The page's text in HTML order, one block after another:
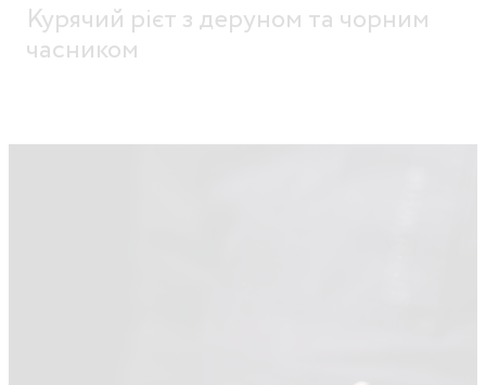
Курячий рієт з деруном та чорним
часником